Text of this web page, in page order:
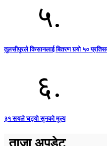
५.
तुलसीपुरले किसानलाई बितरण गर्‍यो ५०
६.
३१ सयले घट्यो सुनको मूल्य